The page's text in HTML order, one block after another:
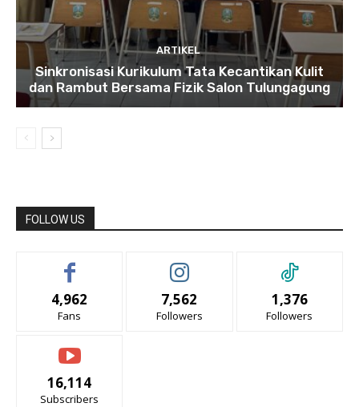
ARTIKEL
Sinkronisasi Kurikulum Tata Kecantikan Kulit
dan Rambut Bersama Fizik Salon Tulungagung
FOLLOW US
4,962
Fans
7,562
Followers
1,376
Followers
16,114
Subscribers